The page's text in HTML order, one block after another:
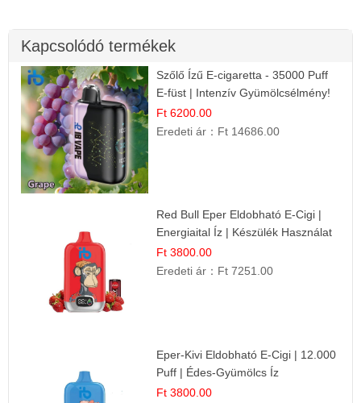
Kapcsolódó termékek
Szőlő Ízű E-cigaretta - 35000 Puff
E-füst | Intenzív Gyümölcsélmény!
Ft 6200.00
Eredeti ár： Ft 14686.00
Red Bull Eper Eldobható E-Cigi |
Energiaital Íz | Készülék Használat
Ft 3800.00
Eredeti ár： Ft 7251.00
Eper-Kivi Eldobható E-Cigi | 12.000
Puff | Édes-Gyümölcs Íz
Ft 3800.00